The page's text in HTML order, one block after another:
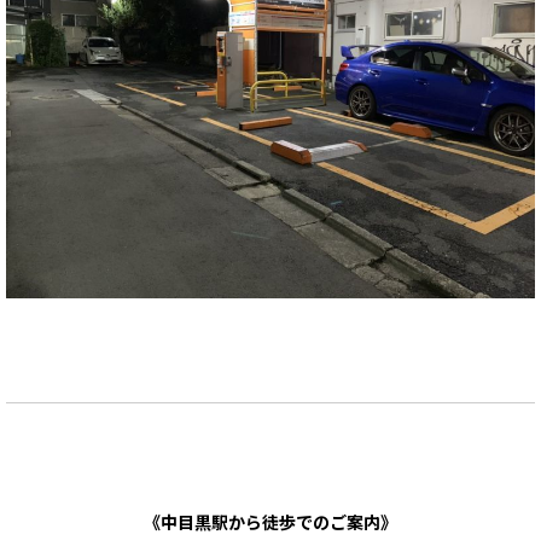
《中目黒駅から徒歩でのご案内》